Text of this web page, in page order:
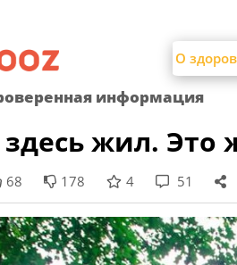
О
информация
жил. Это
68 178 4 51